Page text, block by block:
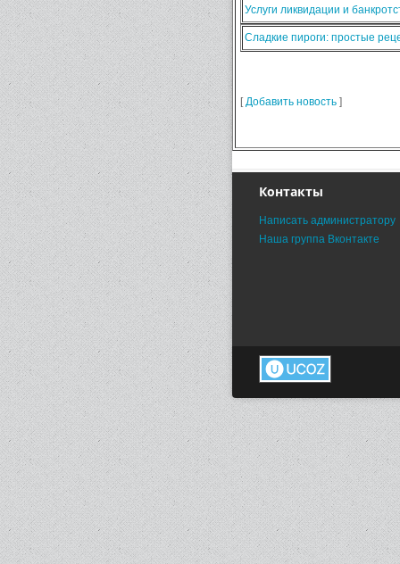
Услуги ликвидации и
Сладкие пироги: простые
[Добавить новость ]
Контакты
Написать администратору
Наша группа Вконтакте